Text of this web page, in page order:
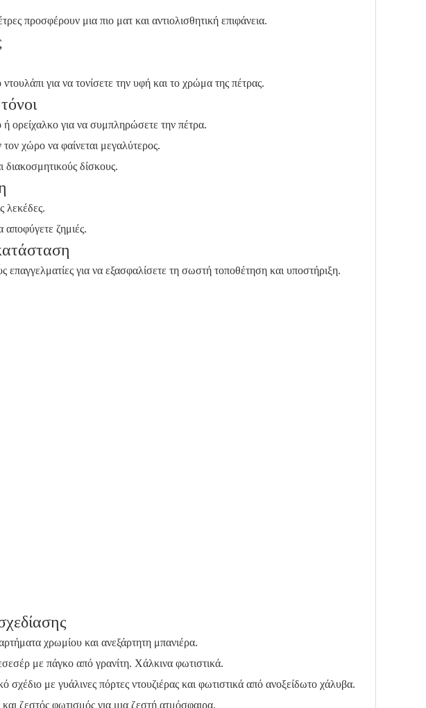
προσφέρουν μια πιο ματ και αντιολισθητική επιφάνεια.
για να τονίσετε την υφή και το χρώμα της πέτρας.
ή ορείχαλκο για να συμπληρώσετε την πέτρα.
χώρο να φαίνεται μεγαλύτερος.
δίσκους.
λεκέδες.
αποφύγετε ζημιές.
για να εξασφαλίσετε τη σωστή τοποθέτηση και υποστήριξη.
χρωμίου και ανεξάρτητη μπανιέρα.
με πάγκο από γρανίτη. Χάλκινα φωτιστικά.
σχέδιο με γυάλινες πόρτες ντουζιέρας και φωτιστικά από ανοξείδωτο χάλυβα.
ζεστός φωτισμός για μια ζεστή ατμόσφαιρα.